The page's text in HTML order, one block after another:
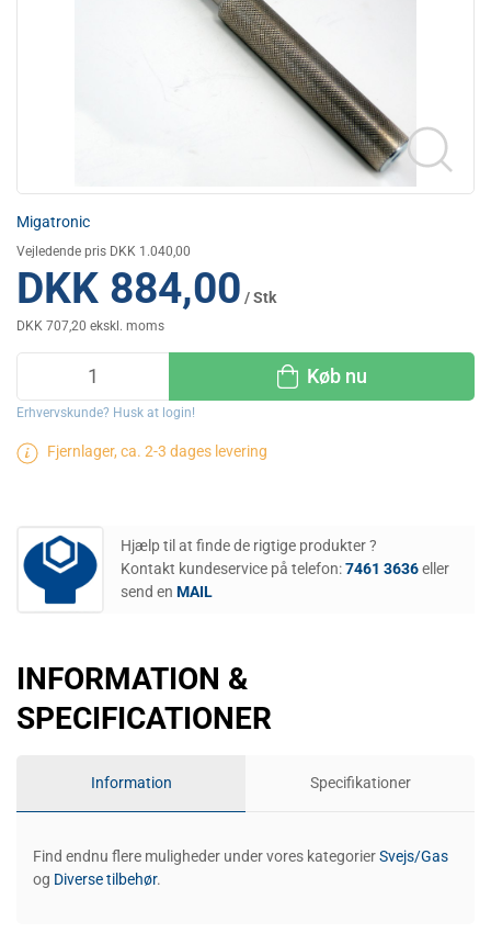
Migatronic
Vejledende pris DKK 1.040,00
DKK 884,00 / Stk
DKK 707,20 ekskl. moms
Køb nu
Erhvervskunde? Husk at login!
Fjernlager, ca. 2-3 dages levering
Hjælp til at finde de rigtige produkter ?
Kontakt kundeservice på telefon:7461 3636eller
send en MAIL
INFORMATION &
SPECIFICATIONER
Information Specifikationer
Find endnu flere muligheder under vores kategorierSvejs/Gas
og Diverse tilbehør.